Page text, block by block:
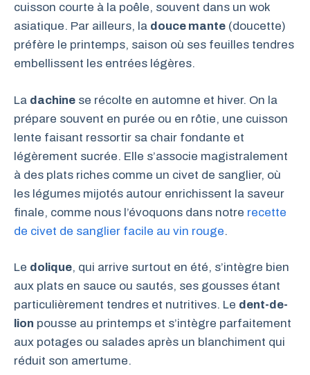
cuisson courte à la poêle, souvent dans un wok
asiatique. Par ailleurs, la douce mante (doucette)
préfère le printemps, saison où ses feuilles tendres
embellissent les entrées légères.
La dachine se récolte en automne et hiver. On la
prépare souvent en purée ou en rôtie, une cuisson
lente faisant ressortir sa chair fondante et
légèrement sucrée. Elle s’associe magistralement
à des plats riches comme un civet de sanglier, où
les légumes mijotés autour enrichissent la saveur
finale, comme nous l’évoquons dans notre recette
de civet de sanglier facile au vin rouge.
Le dolique, qui arrive surtout en été, s’intègre bien
aux plats en sauce ou sautés, ses gousses étant
particulièrement tendres et nutritives. Le dent-de-
lion pousse au printemps et s’intègre parfaitement
aux potages ou salades après un blanchiment qui
réduit son amertume.